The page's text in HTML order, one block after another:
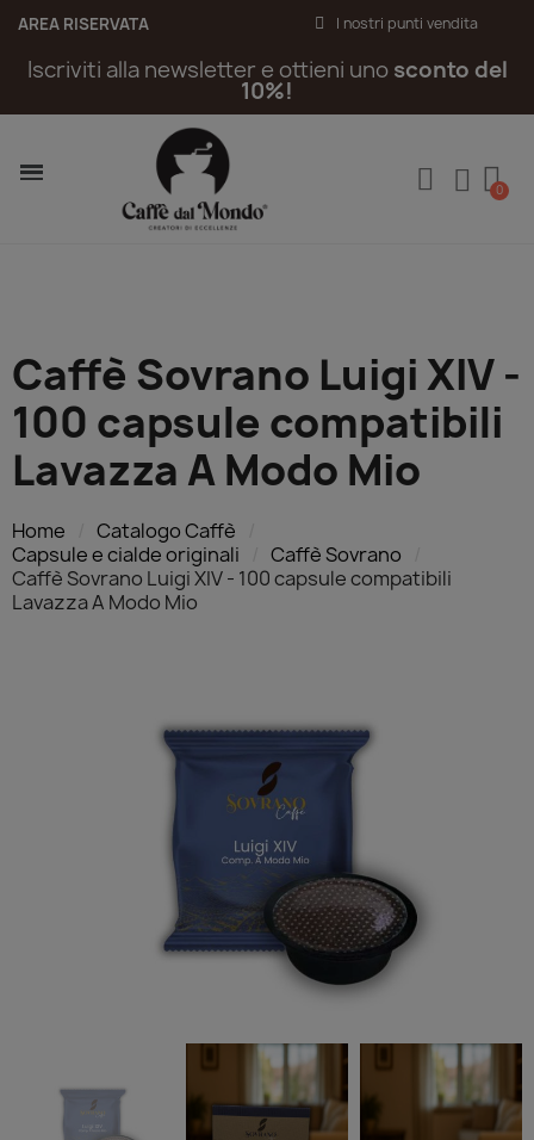
AREA RISERVATA I nostri punti vendita
Iscriviti alla newsletter e ottieni unosconto del
10%!
Caffè Sovrano Luigi XIV -
100 capsule compatibili
Lavazza A Modo Mio
Home
Catalogo Caffè
Capsule e cialde originali
Caffè Sovrano
Caffè Sovrano Luigi XIV - 100 capsule compatibili
Lavazza A Modo Mio